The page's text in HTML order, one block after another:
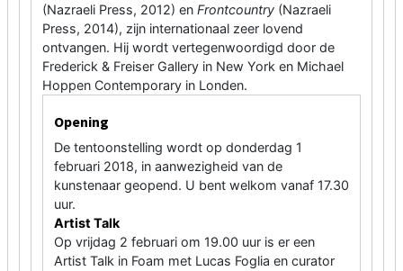
(Nazraeli Press, 2012) en Frontcountry (Nazraeli
Press, 2014), zijn internationaal zeer lovend
ontvangen. Hij wordt vertegenwoordigd door de
Frederick & Freiser Gallery in New York en Michael
Hoppen Contemporary in Londen.
Opening
De tentoonstelling wordt op donderdag 1
februari 2018, in aanwezigheid van de
kunstenaar geopend. U bent welkom vanaf 17.30
uur.
Artist Talk
Op vrijdag 2 februari om 19.00 uur is er een
Artist Talk in Foam met Lucas Foglia en curator